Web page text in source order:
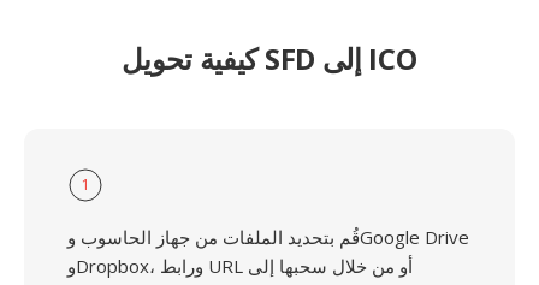
كيفية تحويل SFD إلى ICO
1
قُم بتحديد الملفات من جهاز الحاسوب وGoogle Drive
وDropbox، ورابط URL أو من خلال سحبها إلى